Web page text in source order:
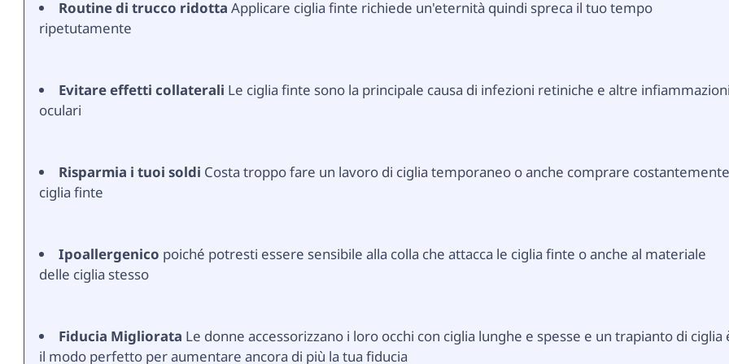
Routine di trucco ridottaApplicare ciglia finte richiede un'eternità quindi spreca il tuo tempo
ripetutamente
Evitare effetti collaterali Le ciglia finte sono la principale causa di infezioni retiniche e altre infiammazioni
oculari
Risparmia i tuoi soldi Costa troppo fare un lavoro di ciglia temporaneo o anche comprare costantemente
ciglia finte
Ipoallergenico poiché potresti essere sensibile alla colla che attacca le ciglia finte o anche al materiale
delle ciglia stesso
Fiducia Migliorata Le donne accessorizzano i loro occhi con ciglia lunghe e spesse e un trapianto di ciglia
il modo perfetto per aumentare ancora di più la tua fiducia